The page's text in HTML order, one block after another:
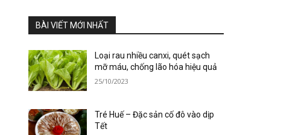
BÀI VIẾT MỚI NHẤT
Loại rau nhiều canxi, quét sạch
mỡ máu, chống lão hóa hiệu quả
25/10/2023
Tré Huế – Đặc sản cố đô vào dịp
Tết